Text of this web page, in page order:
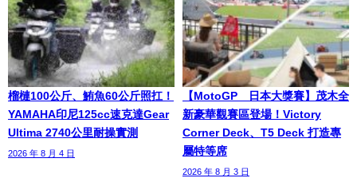
榴槤100公斤、鮪魚60公斤照扛！
YAMAHA印尼125cc速克達Gear
Ultima 2740公里耐操實測
2026 年 8 月 4 日
【MotoGP™日本大獎賽】茂木全
新豪華觀賽區登場！Victory
Corner Deck、T5 Deck 打造專
屬特等席
2026 年 8 月 3 日